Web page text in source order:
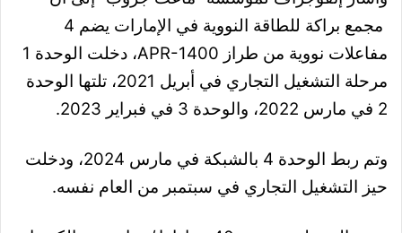
مجمع براكة للطاقة النووية في الإمارات يضم 4
مفاعلات نووية من طراز APR-1400، دخلت الوحدة 1
مرحلة التشغيل التجاري في أبريل 2021، تلتها الوحدة
2 في مارس 2022، والوحدة 3 في فبراير 2023.
وتم ربط الوحدة 4 بالشبكة في مارس 2024، ودخلت
حيز التشغيل التجاري في سبتمبر من العام نفسه.